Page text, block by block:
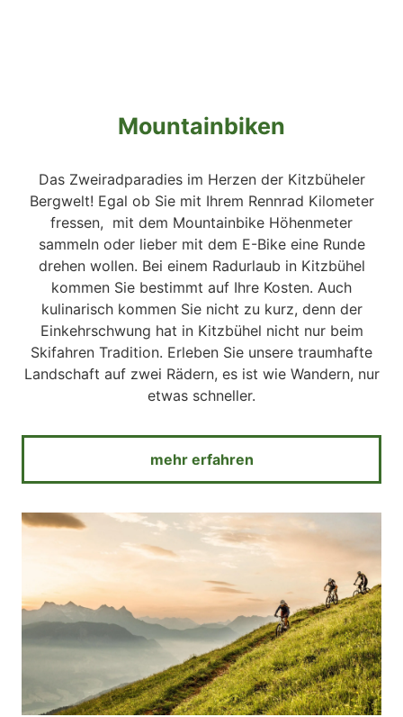
Mountainbiken
Das Zweiradparadies im Herzen der Kitzbüheler
Bergwelt! Egal ob Sie mit Ihrem Rennrad Kilometer
fressen, mit dem Mountainbike Höhenmeter
sammeln oder lieber mit dem E-Bike eine Runde
drehen wollen. Bei einem Radurlaub in Kitzbühel
kommen Sie bestimmt auf Ihre Kosten. Auch
kulinarisch kommen Sie nicht zu kurz, denn der
Einkehrschwung hat in Kitzbühel nicht nur beim
Skifahren Tradition. Erleben Sie unsere traumhafte
Landschaft auf zwei Rädern, es ist wie Wandern, nur
etwas schneller.
mehr erfahren